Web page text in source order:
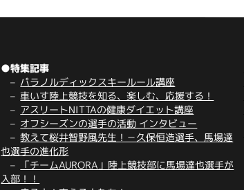
●特集記事
パラノルディックスキールール講座
車いす陸上競技を知る、楽しむ、応援する！
アスリートNITTAの健康ダイエット講座
オフシーズンの選手の活動 インタビュー
教えて桜井智野風先生！－久保恒造選手、馬場達
也選手の進化形
「チームAURORA」陸上競技部に馬場達也選手が
入部！！